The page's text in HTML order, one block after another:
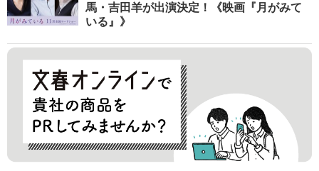
馬・吉田羊が出演決定！《映画『月がみて
いる』》